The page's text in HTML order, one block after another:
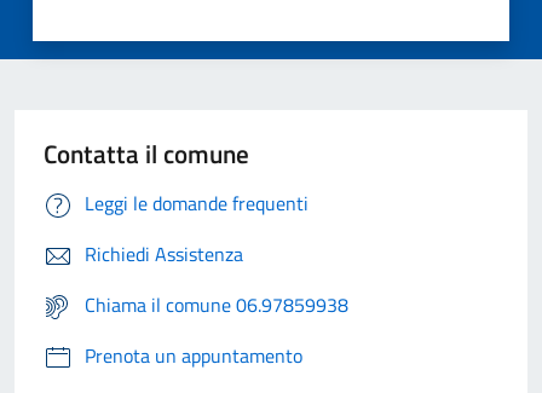
Contatta il comune
Leggi le domande frequenti
Richiedi Assistenza
Chiama il comune 06.97859938
Prenota un appuntamento